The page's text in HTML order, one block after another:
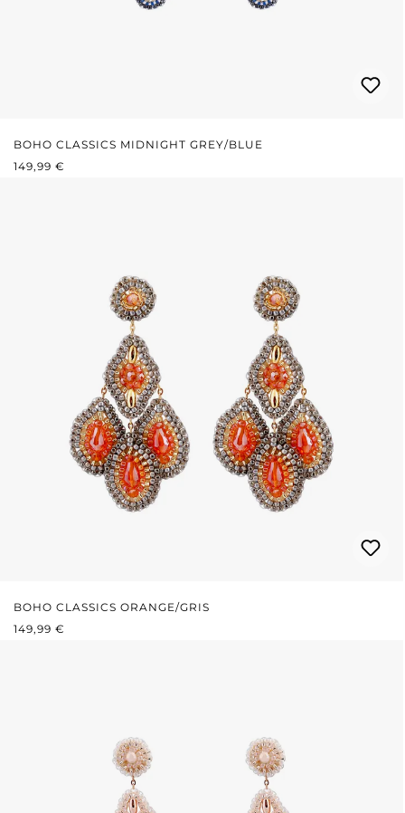
BOHO CLASSICS MIDNIGHT GREY/BLUE
PRIX RÉGULIER :
149,99 €
BOHO CLASSICS ORANGE/GRIS
PRIX RÉGULIER :
149,99 €